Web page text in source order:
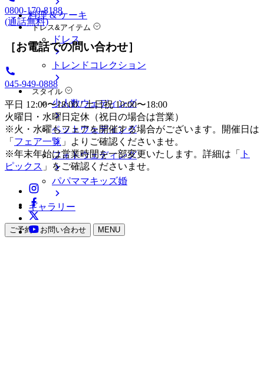
料理 & ケーキ
ドレス&アイテム
ドレス
トレンドコレクション
スタイル
少人数ウェディング
ペットウェディング
フォトウェディング
パパママキッズ婚
ギャラリー
ご予約・お問い合わせ MENU
0800-170-8188
(通話無料)
［お電話での問い合わせ］
045-949-0888
平日 12:00〜18:00 / 土日祝 10:00〜18:00
火曜日・水曜日定休（祝日の場合は営業）
※火・水曜もフェアを開催する場合がございます。開催日は
「 フェア一覧 」よりご確認くださいませ。
※年末年始は営業時間を一部変更いたします。詳細は「
ト
ピックス 」をご確認くださいませ。